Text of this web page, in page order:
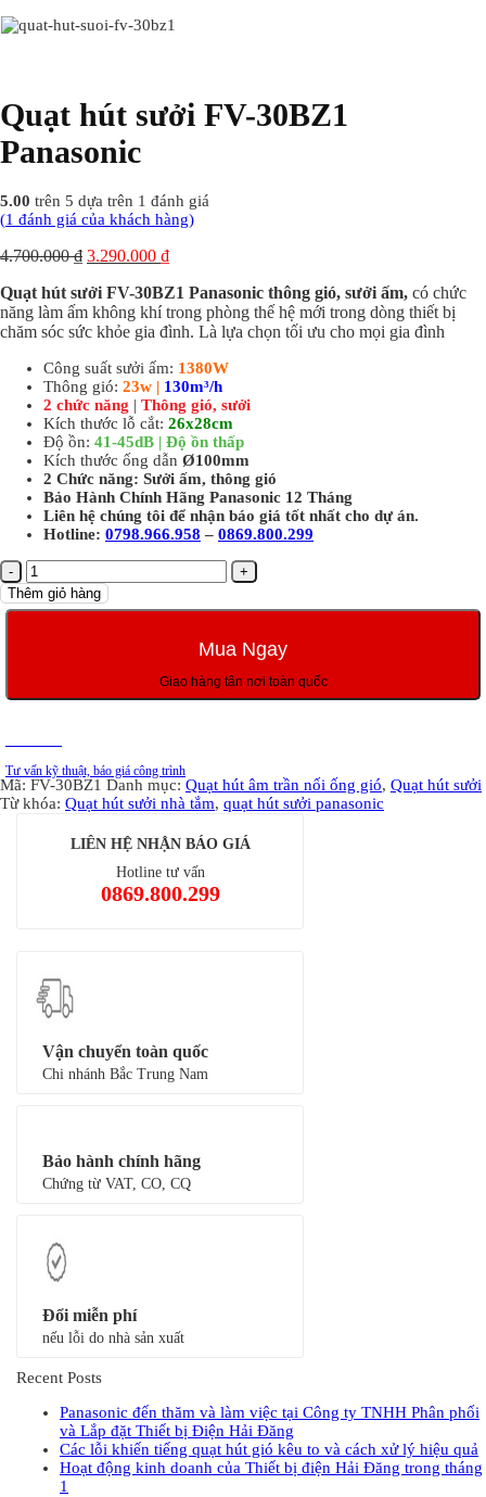
Quạt hút sưởi FV-30BZ1
Panasonic
5.00 trên 5 dựa trên 1 đánh giá
(1 đánh giá của khách hàng)
4.700.000₫ 3.290.000 ₫
Quạt hút sưởi FV-30BZ1 Panasonic thông gió, sưởi ấm, có chức
năng làm ấm không khí trong phòng thế hệ mới trong dòng thiết bị
chăm sóc sức khỏe gia đình. Là lựa chọn tối ưu cho mọi gia đình
Công suất sưởi ấm: 1380W
Thông gió: 23w | 130m³/h
2 chức năng | Thông gió, sưởi
Kích thước lỗ cắt: 26x28cm
Độ ồn: 41-45dB | Độ ồn thấp
Kích thước ống dẫn Ø100mm
2 Chức năng: Sưởi ấm, thông gió
Bảo Hành Chính Hãng Panasonic 12 Tháng
Liên hệ chúng tôi để nhận báo giá tốt nhất cho dự án.
Hotline: 0798.966.958 – 0869.800.299
Quạt
hút
sưởi
lượng
Thêm giỏ hàng
Mua Ngay
Giao hàng tận nơi toàn quốc
Tư vấn kỹ thuật, báo giá công trình
Mã: FV-30BZ1 Danh mục: Quạt hút âm trần nối ống gió, Quạt hút sưởi
Từ khóa: Quạt hút sưởi nhà tắm, quạt hút sưởi panasonic
LIÊN HỆ NHẬN BÁO GIÁ
Hotline tư vấn
0869.800.299
Vận chuyển toàn quốc
Chi nhánh Bắc Trung Nam
Bảo hành chính hãng
Chứng từ VAT, CO, CQ
Đổi miễn phí
nếu lỗi do nhà sản xuất
Recent Posts
Panasonic đến thăm và làm việc tại Công ty TNHH Phân phối
và Lắp đặt Thiết bị Điện Hải Đăng
Các lỗi khiến tiếng quạt hút gió kêu to và cách xử lý hiệu quả
Hoạt động kinh doanh của Thiết bị điện Hải Đăng trong tháng
1